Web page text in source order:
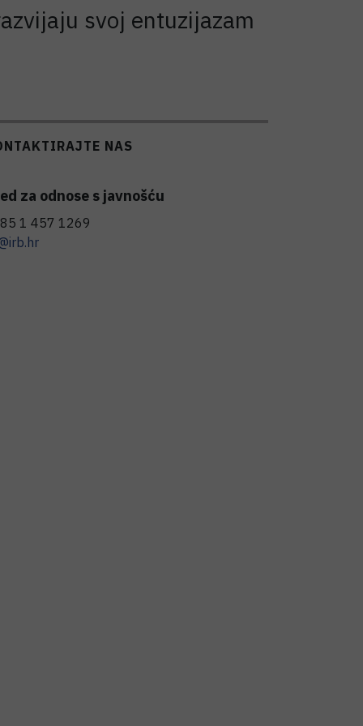
svoj entuzijazam
NAS
za odnose s javnošću
1 457 1269